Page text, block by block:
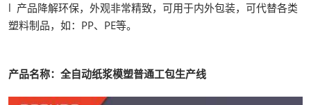
l 产品降解环保，外观非常精致，可用于内外包装，可代替各类
塑料制品，如：PP、PE等。
产品名称：全自动纸浆模塑普通工包生产线